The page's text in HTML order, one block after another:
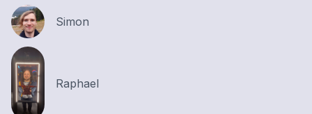
Simon
Raphael